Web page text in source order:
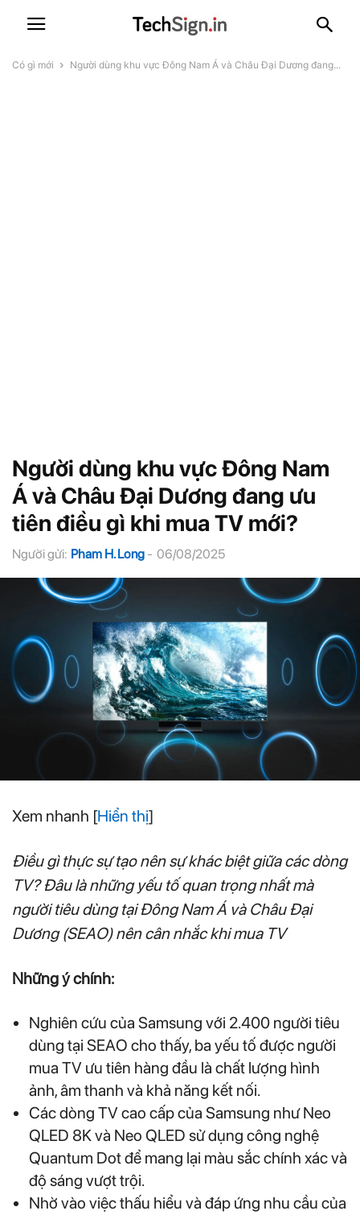
Có gì mới Người dùng khu vực Đông Nam Á và Châu Đại Dương đang...
Người dùng khu vực Đông Nam
Á và Châu Đại Dương đang ưu
tiên điều gì khi mua TV mới?
Người gửi: Pham H. Long - 06/08/2025
Xem nhanh [Hiển thị]
Điều gì thực sự tạo nên sự khác biệt giữa các dòng
TV? Đâu là những yếu tố quan trọng nhất mà
người tiêu dùng tại Đông Nam Á và Châu Đại
Dương (SEAO) nên cân nhắc khi mua TV
Những ý chính:
Nghiên cứu của Samsung với 2.400 người tiêu
dùng tại SEAO cho thấy, ba yếu tố được người
mua TV ưu tiên hàng đầu là chất lượng hình
ảnh, âm thanh và khả năng kết nối.
Các dòng TV cao cấp của Samsung như Neo
QLED 8K và Neo QLED sử dụng công nghệ
Quantum Dot để mang lại màu sắc chính xác và
độ sáng vượt trội.
Nhờ vào việc thấu hiểu và đáp ứng nhu cầu của